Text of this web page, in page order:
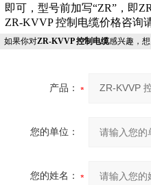
即可，型号前加写“ZR”，
ZR-KVVP 控制电缆价格咨询
如果你对ZR-KVVP 控制电缆感兴趣，
产品：
您的单位：
您的姓名：